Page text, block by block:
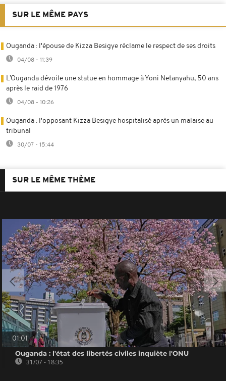
SUR LE MÊME PAYS
Ouganda : l'épouse de Kizza Besigye réclame le respect de ses droits
04/08 - 11:39
L’Ouganda dévoile une statue en hommage à Yoni Netanyahu, 50 ans
après le raid de 1976
04/08 - 10:26
Ouganda : l'opposant Kizza Besigye hospitalisé après un malaise au
tribunal
30/07 - 15:44
SUR LE MÊME THÈME
01:01
Ouganda : l'état des libertés civiles inquiète l'ONU
31/07 - 18:35